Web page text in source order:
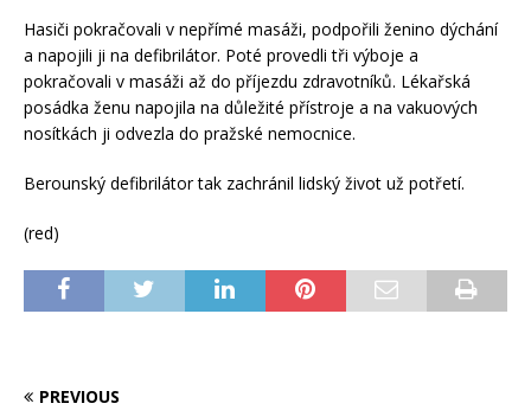
Hasiči pokračovali v nepřímé masáži, podpořili ženino dýchání
a napojili ji na defibrilátor. Poté provedli tři výboje a
pokračovali v masáži až do příjezdu zdravotníků. Lékařská
posádka ženu napojila na důležité přístroje a na vakuových
nosítkách ji odvezla do pražské nemocnice.
Berounský defibrilátor tak zachránil lidský život už potřetí.
(red)
PREVIOUS